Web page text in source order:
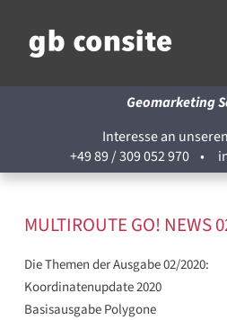
Geomarketing
Interesse an
+49 89 / 309 052 970•
MULTIROUTE GO! NEWS
Die Themen der Ausgabe 02/2020:
Koordinatenupdate 2020
Basisausgabe Polygone